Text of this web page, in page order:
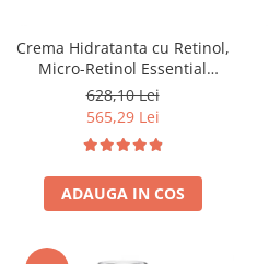
Crema Hidratanta cu Retinol,
Micro-Retinol Essential
Moisturizer - 50ml
628,10 Lei
565,29 Lei
ADAUGA IN COS